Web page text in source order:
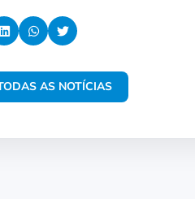
AS NOTÍCIAS